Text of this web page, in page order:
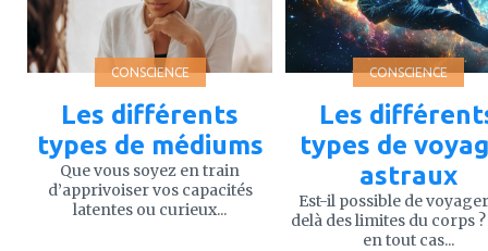
CONSCIENCE
Les différents
types de médiums
Que vous soyez en train
d’apprivoiser vos capacités
latentes ou curieux...
CONSCIENCE
Les
types de
astraux
Est-il possible de
delà des limites du corps ?
en tout cas...